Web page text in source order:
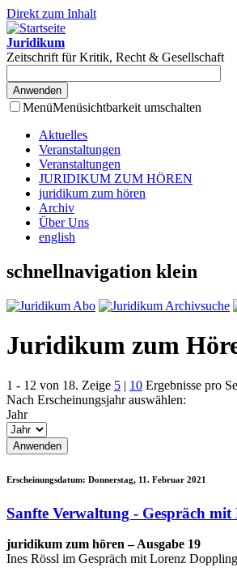
Direkt zum Inhalt
Juridikum
Zeitschrift für Kritik, Recht & Gesellschaft
MenüMenüsichtbarkeit umschalten
Aktuelles
Veranstaltungen
Veranstaltungen
JURIDIKUM ZUM HÖREN
juridikum zum hören
Archiv
Über Uns
english
schnellnavigation klein
Juridikum zum
1 - 12 von 18. Zeige 5 | 10 Ergebnisse pro
Nach Erscheinungsjahr auswählen:
Jahr
Erscheinungsdatum: Donnerstag, 11. Februar 2021
Sanfte Verwaltung - Gespräch
juridikum zum hören – Ausgabe 19
Ines Rössl im Gespräch mit Lorenz